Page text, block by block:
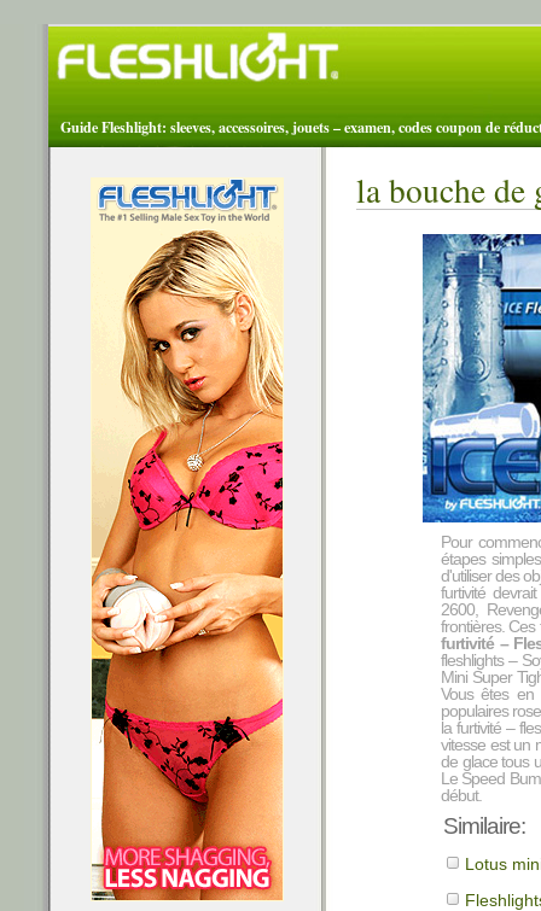
Guide Fleshlight: sleeves, accessoires, jouets – examen, codes coupon de
la bouche
Pour
étapes
d'utiliser des
furtivité
2600,
frontières.
furtivité –
fleshlights –
Mini Super
Vous êtes en
populaires
la furtivité –
vitesse est un
de glace tous
Le Speed
début.
Similaire:
Lotus